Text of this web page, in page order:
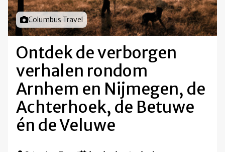
Foto door
Columbus Travel
Ontdek de verborgen
verhalen rondom
Arnhem en Nijmegen, de
Achterhoek, de Betuwe
én de Veluwe